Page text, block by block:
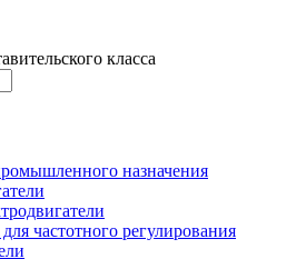
класса
назначения
частотного регулирования